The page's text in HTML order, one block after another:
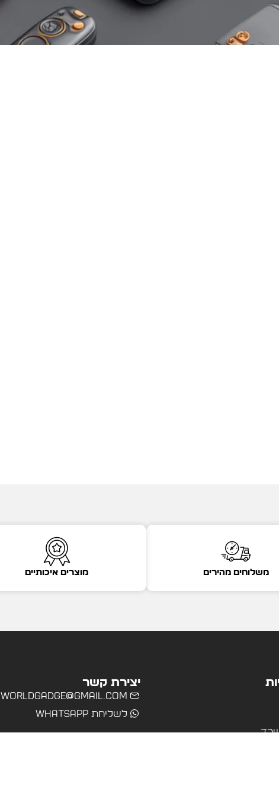
משלוחים מהירים מוצרים איכותיים
יצירת קשר
worldgadge@gmail.com
לשליחת WhatsApp